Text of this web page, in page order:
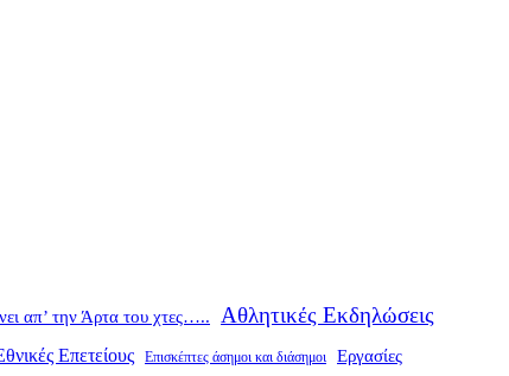
απ’ την Άρτα του χτες….. Αθλητικές Εκδηλώσεις
Επετείους Επισκέπτες άσημοι και διάσημοι Εργασίες